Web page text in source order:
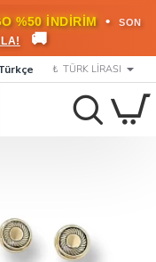
%50 İNDİRİM •
SON
🚚
₺ TÜRK LIRASI